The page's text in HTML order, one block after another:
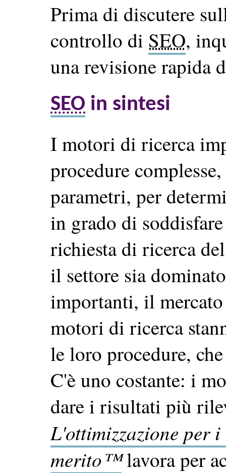
Prima di discutere
controllo di SEO,
una revisione rapida
SEO in sintesi
I motori di ricerca
procedure
parametri, per
in grado di
richiesta di ricerca
il settore sia
importanti, il
motori di ricerca
le loro procedure,
C'è uno costante: i
dare i risultati più
L'ottimizzazione per
merito™lavora per